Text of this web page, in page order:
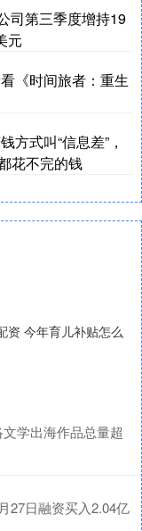
司第三季度增持19
元
《时间旅者：重生
方式叫“信息差”，
花不完的钱
资 今年育儿补贴怎么
学出海作品总量超
27日融资买入2.04亿